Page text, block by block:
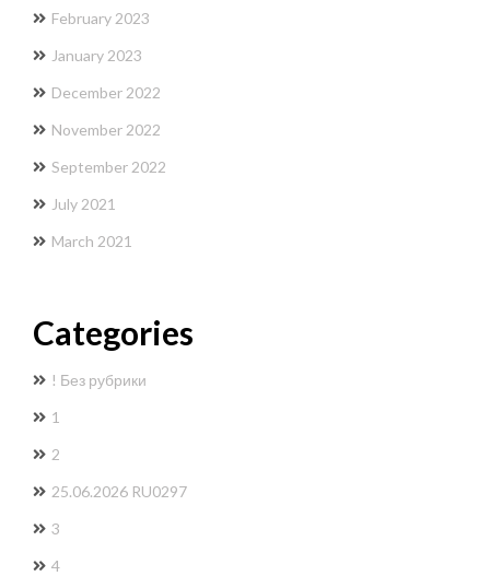
February 2023
January 2023
December 2022
November 2022
September 2022
July 2021
March 2021
Categories
! Без рубрики
1
2
25.06.2026 RU0297
3
4